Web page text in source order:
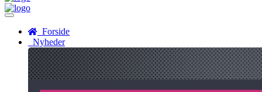
Menu
Forside
Nyheder